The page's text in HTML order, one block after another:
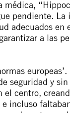
pendiente.
adecuados en
a las
seguridad y
el centro,
incluso